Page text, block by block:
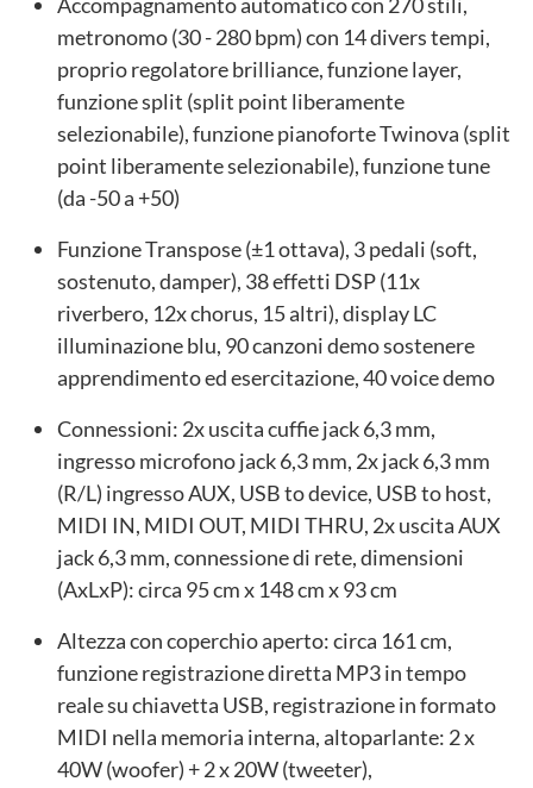
metronomo (30 - 280 bpm) con 14 divers tempi,
proprio regolatore brilliance, funzione layer,
funzione split (split point liberamente
selezionabile), funzione pianoforte Twinova (split
point liberamente selezionabile), funzione tune
(da -50 a +50)
Funzione Transpose (±1 ottava), 3 pedali (soft,
sostenuto, damper), 38 effetti DSP (11x
riverbero, 12x chorus, 15 altri), display LC
illuminazione blu, 90 canzoni demo sostenere
apprendimento ed esercitazione, 40 voice demo
Connessioni: 2x uscita cuffie jack 6,3 mm,
ingresso microfono jack 6,3 mm, 2x jack 6,3 mm
(R/L) ingresso AUX, USB to device, USB to host,
MIDI IN, MIDI OUT, MIDI THRU, 2x uscita AUX
jack 6,3 mm, connessione di rete, dimensioni
(AxLxP): circa 95 cm x 148 cm x 93 cm
Altezza con coperchio aperto: circa 161 cm,
funzione registrazione diretta MP3 in tempo
reale su chiavetta USB, registrazione in formato
MIDI nella memoria interna, altoparlante: 2 x
40W (woofer) + 2 x 20W (tweeter),